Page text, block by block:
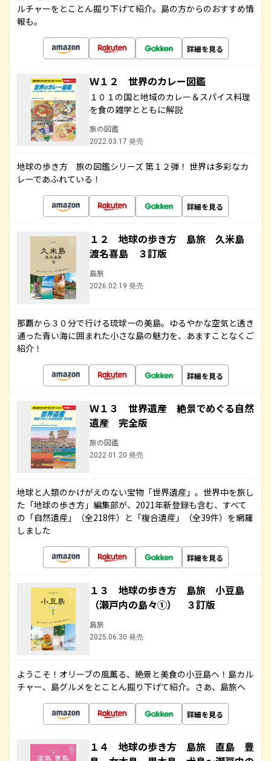
ルチャーをとことん掘り下げて紹介。島の方からのおすすめ情
報も。
詳細を見る
Ｗ１２ 世界のカレー図鑑
１０１の国と地域のカレー＆スパイス料理
を食の雑学とともに解説
旅の図鑑
2022.03.17 発売
地球の歩き方 旅の図鑑シリーズ 第１２弾！ 世界は多彩なカ
レーであふれている！
詳細を見る
１２ 地球の歩き方 島旅 久米島
渡名喜島 ３訂版
島旅
2026.02.19 発売
那覇から３０分で行ける琉球一の美島。ゆるやかな空気と透き
通った青い海に囲まれた小さな島の魅力を、あますことなくご
紹介！
詳細を見る
Ｗ１３ 世界遺産 絶景でめぐる自然
遺産 完全版
旅の図鑑
2022.01.20 発売
地球と人類のかけがえのない宝物「世界遺産」。世界中を旅し
た「地球の歩き方」編集部が、2021年新登録も含む、すべて
の「自然遺産」（全218件）と「複合遺産」（全39件）を網羅
しました
詳細を見る
１３ 地球の歩き方 島旅 小豆島
（瀬戸内の島々①） ３訂版
島旅
2025.06.30 発売
ようこそ！オリーブの風薫る、絶景と美食の小豆島へ！島カル
チャー、島グルメをとことん掘り下げて紹介。さあ、島旅へ
詳細を見る
１４ 地球の歩き方 島旅 直島 豊